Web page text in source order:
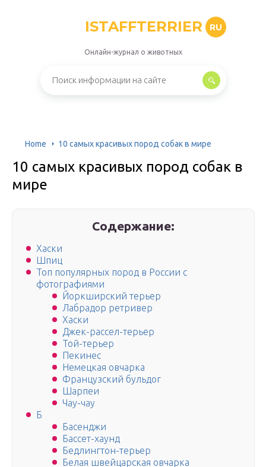
ISTAFFTERRIER RU
Онлайн-журнал о животных
Home 10 самых красивых пород собак в мире
10 самых красивых пород собак в
мире
Содержание:
Хаски
Шпиц
Топ популярных пород в России с
фотографиями
Йоркширский терьер
Лабрадор ретривер
Хаски
Джек-рассел-терьер
Той-терьер
Пекинес
Немецкая овчарка
Французский бульдог
Шарпеи
Чау-чау
Б
Басенджи
Бассет-хаунд
Бедлингтон-терьер
Белая швейцарская овчарка